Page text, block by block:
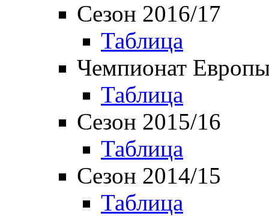
Сезон 2016/17
Таблица
Чемпионат
Таблица
Сезон 2015/16
Таблица
Сезон 2014/15
Таблица